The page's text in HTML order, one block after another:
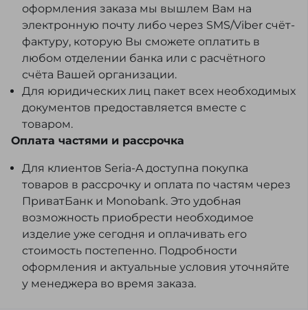
оформления заказа мы вышлем Вам на
электронную почту либо через SMS/Viber счёт-
фактуру, которую Вы сможете оплатить в
любом отделении банка или с расчётного
счёта Вашей организации.
Для юридических лиц пакет всех необходимых
документов предоставляется вместе с
товаром.
Оплата частями и рассрочка
Для клиентов Seria-A доступна покупка
товаров в рассрочку и оплата по частям через
ПриватБанк и Monobank. Это удобная
возможность приобрести необходимое
изделие уже сегодня и оплачивать его
стоимость постепенно. Подробности
оформления и актуальные условия уточняйте
у менеджера во время заказа.